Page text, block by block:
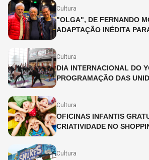
Cultura
"OLGA", DE FERNANDO
ADAPTAÇÃO INÉDITA
Cultura
DIA INTERNACIONAL DO
PROGRAMAÇÃO DAS
Cultura
OFICINAS INFANTIS
CRIATIVIDADE NO
Cultura